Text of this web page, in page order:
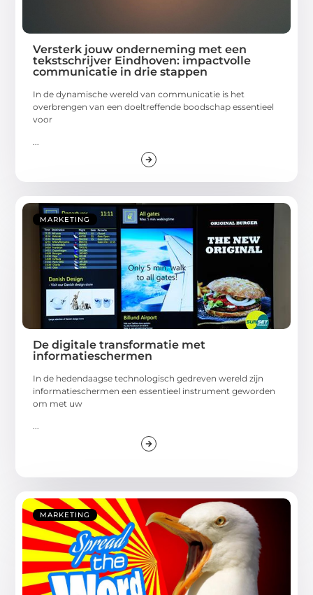
Versterk jouw onderneming met een
tekstschrijver Eindhoven: impactvolle
communicatie in drie stappen
In de dynamische wereld van communicatie is het
overbrengen van een doeltreffende boodschap essentieel
voor
MARKETING
De digitale transformatie met
informatieschermen
In de hedendaagse technologisch gedreven wereld zijn
informatieschermen een essentieel instrument geworden
om met uw
...
MARKETING